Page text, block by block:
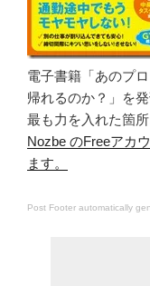
電子書籍「あのプ
帰れるのか？」を
最も力を入れた箇
Nozbe のFreeアカ
ます。
Post Footer automatically